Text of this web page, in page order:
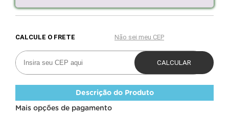
Descrição do Produto
Mais opções de pagamento